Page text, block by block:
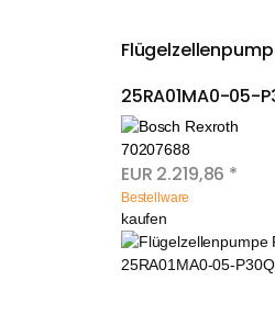
25RA01MA0-05-
70207688
EUR 2.219,86 *
Bestellware
kaufen